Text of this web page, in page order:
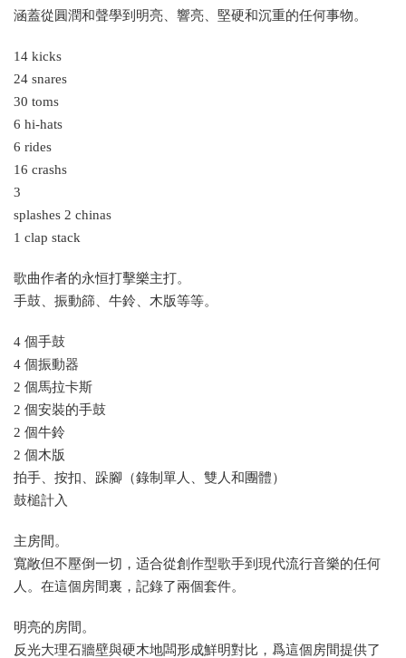
涵蓋從圓潤和聲學到明亮、響亮、堅硬和沉重的任何事物。
14 kicks
24 snares
30 toms
6 hi-hats
6 rides
16 crashs
3
splashes 2 chinas
1 clap stack
歌曲作者的永恒打擊樂主打。
手鼓、振動篩、牛鈴、木版等等。
4 個手鼓
4 個振動器
2 個馬拉卡斯
2 個安裝的手鼓
2 個牛鈴
2 個木版
拍手、按扣、跺腳（錄制單人、雙人和團體）
鼓槌計入
主房間。
寬敞但不壓倒一切，适合從創作型歌手到現代流行音樂的任何
人。在這個房間裏，記錄了兩個套件。
明亮的房間。
反光大理石牆壁與硬木地闆形成鮮明對比，爲這個房間提供了